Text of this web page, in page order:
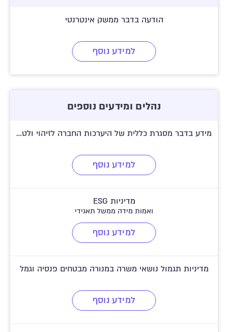
הודעה בדבר ממשק אינטרנטי
למידע נוסף
נהלים ומידעים נוספים
מידע בדבר מסגרת כללית של היערכות החברה לזיהוי ולטיפול בחובות בעייתיים
למידע נוסף
מדיניות ESG
ואמות מידה ממשל תאגידי
למידע נוסף
מדיניות תגמול נושאי משרה במנורה מבטחים פנסיה וגמל
למידע נוסף